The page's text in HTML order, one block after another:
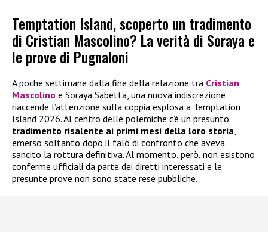
Temptation Island, scoperto un tradimento
di Cristian Mascolino? La verità di Soraya e
le prove di Pugnaloni
A poche settimane dalla fine della relazione tra Cristian
Mascolino e Soraya Sabetta, una nuova indiscrezione
riaccende l’attenzione sulla coppia esplosa a Temptation
Island 2026. Al centro delle polemiche c’è un presunto
tradimento risalente ai primi mesi della loro storia
emerso soltanto dopo il falò di confronto che aveva
sancito la rottura definitiva. Al momento, però, non esistono
conferme ufficiali da parte dei diretti interessati e le
presunte prove non sono state rese pubbliche.